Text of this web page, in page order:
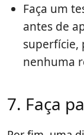
Faça um
antes de
superfície,
nenhuma
7. Faça